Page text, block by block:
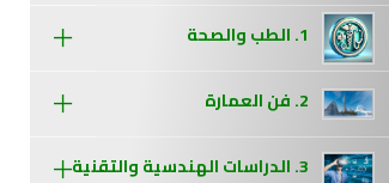
1. الطب والصحة
2. فن العمارة
3. الدراسات الهندسية والتقنية